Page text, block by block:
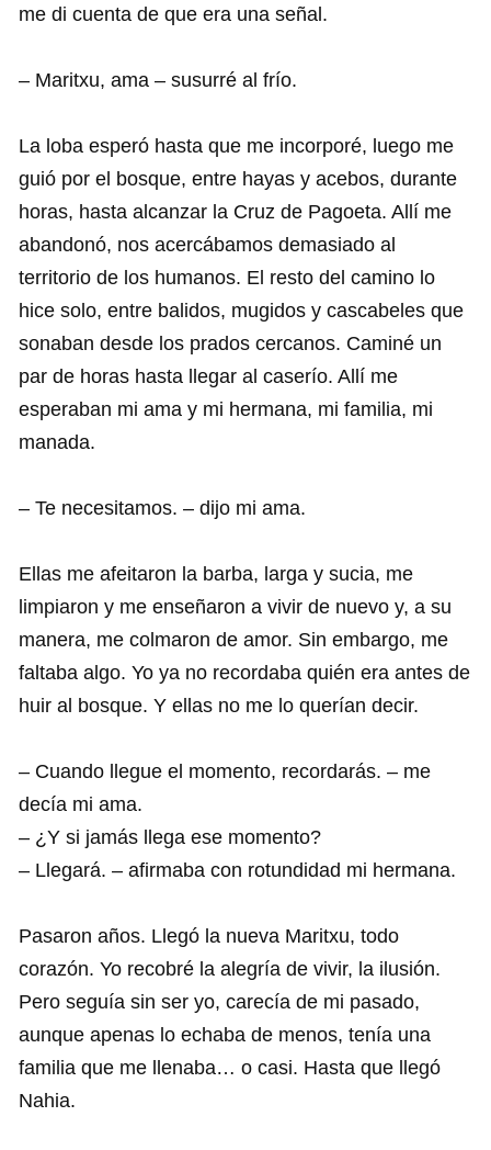
me di cuenta de que era una señal.
– Maritxu, ama – susurré al frío.
La loba esperó hasta que me incorporé, luego me
guió por el bosque, entre hayas y acebos, durante
horas, hasta alcanzar la Cruz de Pagoeta. Allí me
abandonó, nos acercábamos demasiado al
territorio de los humanos. El resto del camino lo
hice solo, entre balidos, mugidos y cascabeles que
sonaban desde los prados cercanos. Caminé un
par de horas hasta llegar al caserío. Allí me
esperaban mi ama y mi hermana, mi familia, mi
manada.
– Te necesitamos. – dijo mi ama.
Ellas me afeitaron la barba, larga y sucia, me
limpiaron y me enseñaron a vivir de nuevo y, a su
manera, me colmaron de amor. Sin embargo, me
faltaba algo. Yo ya no recordaba quién era antes de
huir al bosque. Y ellas no me lo querían decir.
– Cuando llegue el momento, recordarás. – me
decía mi ama.
– ¿Y si jamás llega ese momento?
– Llegará. – afirmaba con rotundidad mi hermana.
Pasaron años. Llegó la nueva Maritxu, todo
corazón. Yo recobré la alegría de vivir, la ilusión.
Pero seguía sin ser yo, carecía de mi pasado,
aunque apenas lo echaba de menos, tenía una
familia que me llenaba… o casi. Hasta que llegó
Nahia.